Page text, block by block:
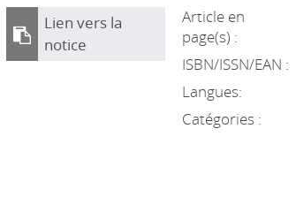
Lien vers la
notice
Article en
page(s) :
ISBN/ISSN/EAN :
Langues:
Catégories :